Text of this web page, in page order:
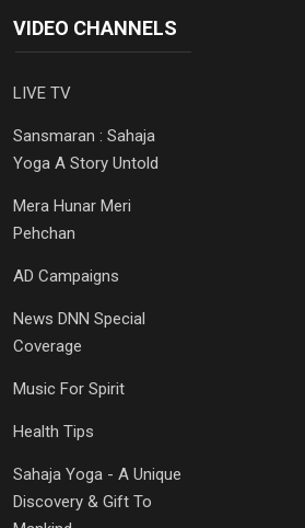
VIDEO CHANNELS
LIVE TV
Sansmaran : Sahaja
Yoga A Story Untold
Mera Hunar Meri
Pehchan
AD Campaigns
News DNN Special
Coverage
Music For Spirit
Health Tips
Sahaja Yoga - A Unique
Discovery & Gift To